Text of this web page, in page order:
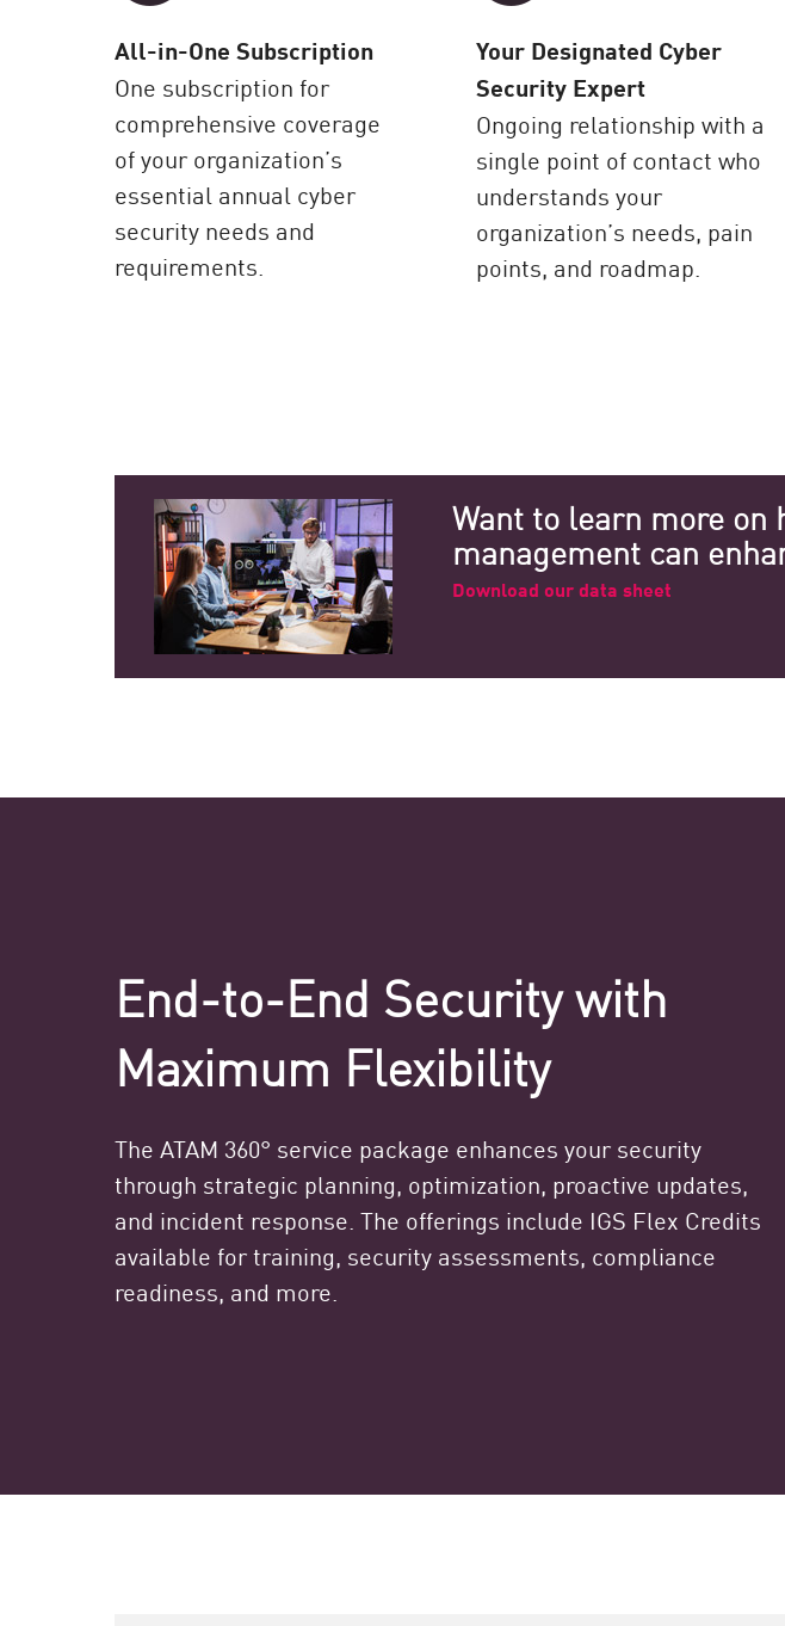
All-in-One Subscription
One subscription for
comprehensive coverage
of your organization’s
essential annual cyber
security needs and
requirements.
Your Designated Cyber
Security Expert
Ongoing relationship with a
single point of contact who
understands your
organization’s needs, pain
points, and roadmap.
Want to learn more on
management can
Download our data sheet
End-to-End Security with
Maximum Flexibility
The ATAM 360° service package enhances your security
through strategic planning, optimization, proactive updates,
and incident response. The offerings include IGS Flex Credits
available for training, security assessments, compliance
readiness, and more.